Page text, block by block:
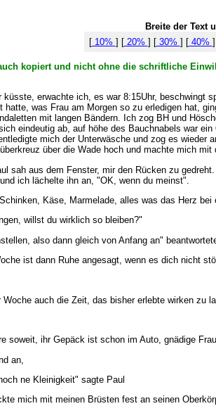
Breite der Text
[10% ] [20% ] [30% ] [40%
kopiert und nicht ohne die schriftliche
erwachte ich, es war 8:15Uhr,
hatte, was Frau am Morgen so zu erledigen hat,
mit langen Bändern. Ich zog BH und
eindeutig ab, auf höhe des Bauchnabels war
mich der Unterwäsche und zog es
über die Wade hoch und machte mich
sah aus dem Fenster, mir den Rücken zu
ich lächelte ihn an, "OK, wenn du meinst".
Käse, Marmelade, alles was das Herz
willst du wirklich so bleiben?"
also dann gleich von Anfang an"
ist dann Ruhe angesagt, wenn es dich nicht
auch die Zeit, das bisher erlebte wirken zu
soweit, ihr Gepäck ist schon im Auto, gnädige
an,
ne Kleinigkeit" sagte Paul
mich mit meinen Brüsten fest an seinen